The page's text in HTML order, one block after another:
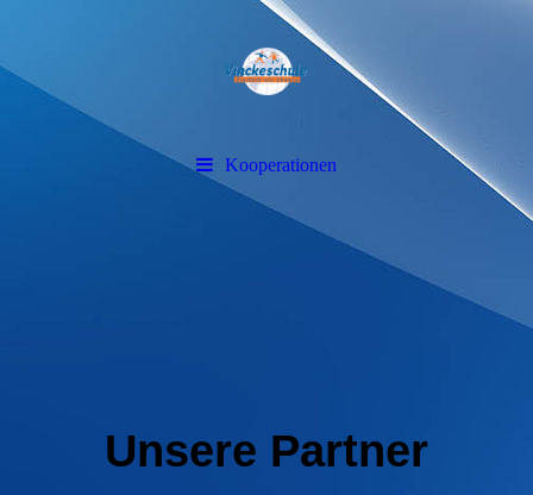
Kooperationen
Unsere Partner